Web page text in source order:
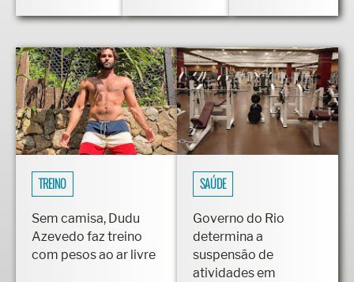
TREINO
Sem camisa, Dudu
Azevedo faz treino
com pesos ao ar livre
SAÚDE
Governo do Rio
determina a
suspensão de
atividades em